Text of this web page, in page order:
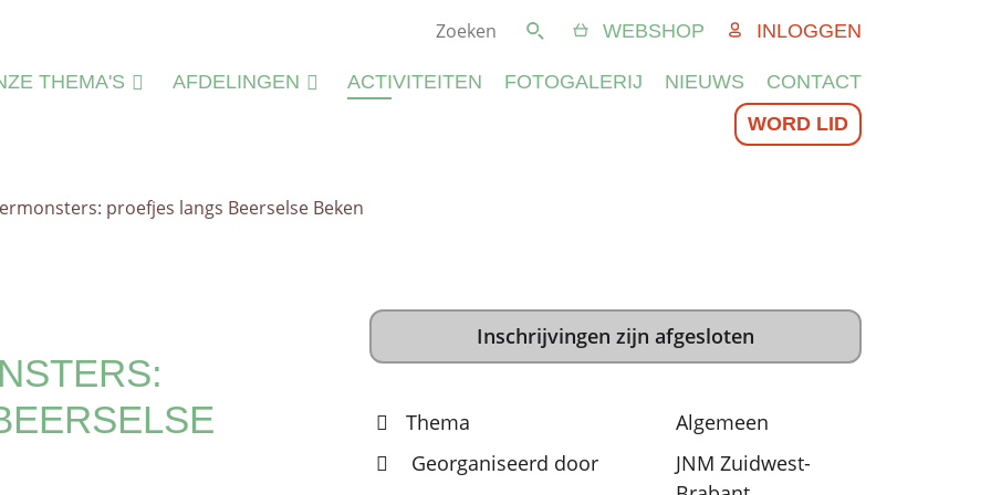
Zoeken
THEMA'S AFDELINGEN ACTIVITEITEN FOTOGALERIJ NIEUWS
CONTACT
WORD LID
WEBSHOP INLOGGEN
proefjes langs Beerselse Beken
Inschrijvingen zijn afgesloten
Thema
Algemeen
Georganiseerd door
JNM Zuidwest-